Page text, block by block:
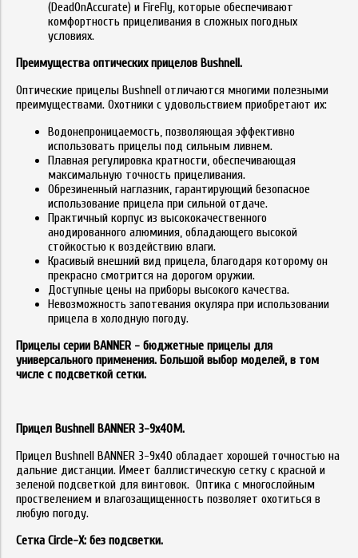
(DeadOnAccurate) и FireFly, которые обеспечивают
комфортность прицеливания в сложных погодных
условиях.
Преимущества оптических прицелов Bushnell.
Оптические прицелы Bushnell отличаются многими полезными
преимуществами. Охотники с удовольствием приобретают их:
Водонепроницаемость, позволяющая эффективно
использовать прицелы под сильным ливнем.
Плавная регулировка кратности, обеспечивающая
максимальную точность прицеливания.
Обрезиненный наглазник, гарантирующий безопасное
использование прицела при сильной отдаче.
Практичный корпус из высококачественного
анодированного алюминия, обладающего высокой
стойкостью к воздействию влаги.
Красивый внешний вид прицела, благодаря которому он
прекрасно смотрится на дорогом оружии.
Доступные цены на приборы высокого качества.
Невозможность запотевания окуляра при использовании
прицела в холодную погоду.
Прицелы серии BANNER - бюджетные прицелы для
универсального применения. Большой выбор моделей, в том
числе с подсветкой сетки.
Прицел Bushnell BANNER 3-9x40M.
Прицел Bushnell BANNER 3-9x40 обладает хорошей точностью на
дальние дистанции. Имеет баллистическую сетку с красной и
зеленой подсветкой для винтовок. Оптика с многослойным
проствелением и влагозащищенность позволяет охотиться в
любую погоду.
Сетка Circle-X: без подсветки.